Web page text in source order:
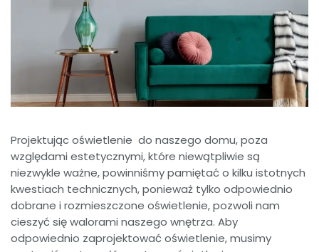
Projektując oświetlenie do naszego domu, poza
względami estetycznymi, które niewątpliwie są
niezwykle ważne, powinniśmy pamiętać o kilku istotnych
kwestiach technicznych, ponieważ tylko odpowiednio
dobrane i rozmieszczone oświetlenie, pozwoli nam
cieszyć się walorami naszego wnętrza. Aby
odpowiednio zaprojektować oświetlenie, musimy